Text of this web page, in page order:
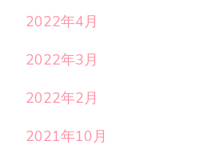
2022年4月
2022年3月
2022年2月
2021年10月